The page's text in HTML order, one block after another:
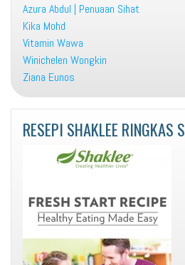
Azura Abdul | Penuaan Sihat
Kika Mohd
Vitamin Wawa
Winichelen Wongkin
Ziana Eunos
RESEPI SHAKLEE RINGKAS